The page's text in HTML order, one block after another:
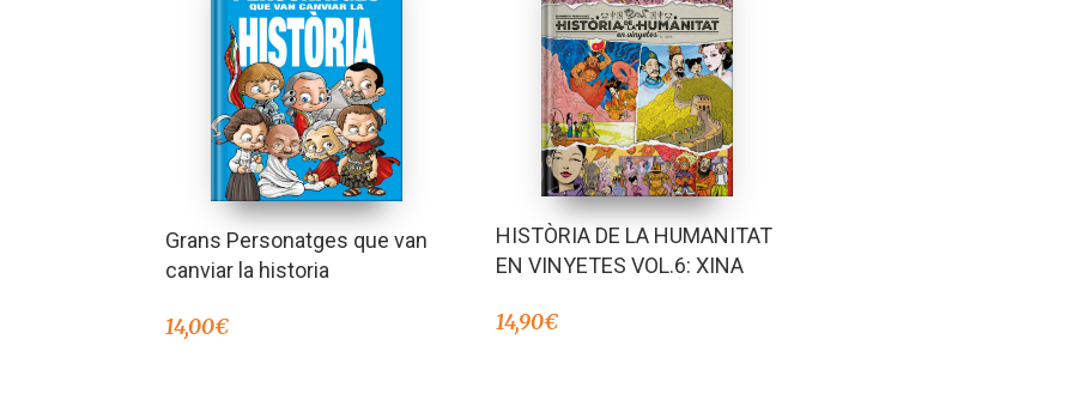
Grans Personatges que van
canviar la historia
14,00€
HISTÒRIA DE LA HUMANITAT
EN VINYETES VOL.6: XINA
14,90€